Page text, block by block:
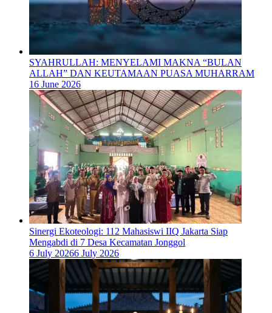
SYAHRULLAH: MENYELAMI MAKNA “BULAN
ALLAH” DAN KEUTAMAAN PUASA MUHARRAM
16 June 2026
‎Sinergi Ekoteologi: 112 Mahasiswi IIQ Jakarta Siap
Mengabdi di 7 Desa Kecamatan Jonggol
6 July 20266 July 2026